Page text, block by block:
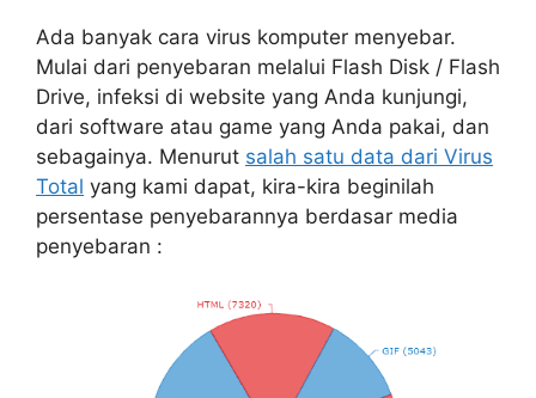
Ada banyak cara virus komputer menyebar.
Mulai dari penyebaran melalui Flash Disk / Flash
Drive, infeksi di website yang Anda kunjungi,
dari software atau game yang Anda pakai, dan
sebagainya. Menurut salah satu data dari Virus
Total yang kami dapat, kira-kira beginilah
persentase penyebarannya berdasar media
penyebaran :